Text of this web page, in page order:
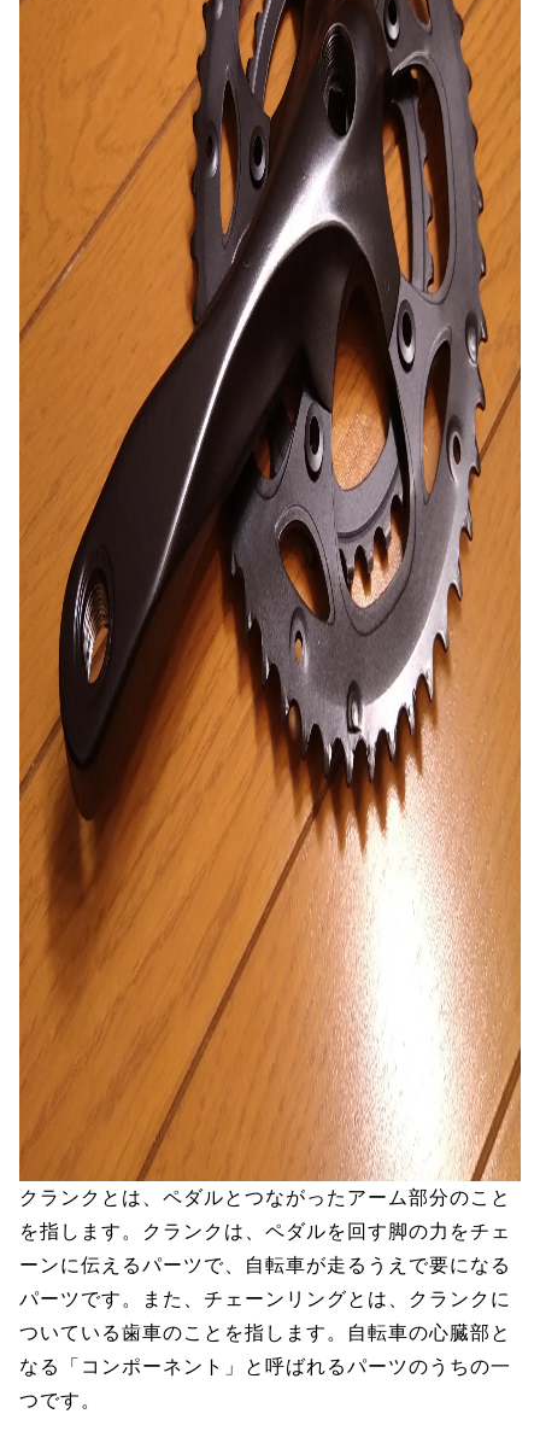
クランクとは、ペダルとつながったアーム部分のこと
を指します。クランクは、ペダルを回す脚の力をチェ
ーンに伝えるパーツで、自転車が走るうえで要になる
パーツです。また、チェーンリングとは、クランクに
ついている歯車のことを指します。自転車の心臓部と
なる「コンポーネント」と呼ばれるパーツのうちの一
つです。